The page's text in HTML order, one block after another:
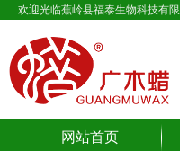
欢迎光临蕉岭县福泰生物科技有限
网站首页